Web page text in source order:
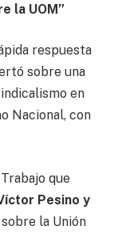
la UOM”
respuesta
sobre una
en
Nacional, con
que
Pesino y
la Unión